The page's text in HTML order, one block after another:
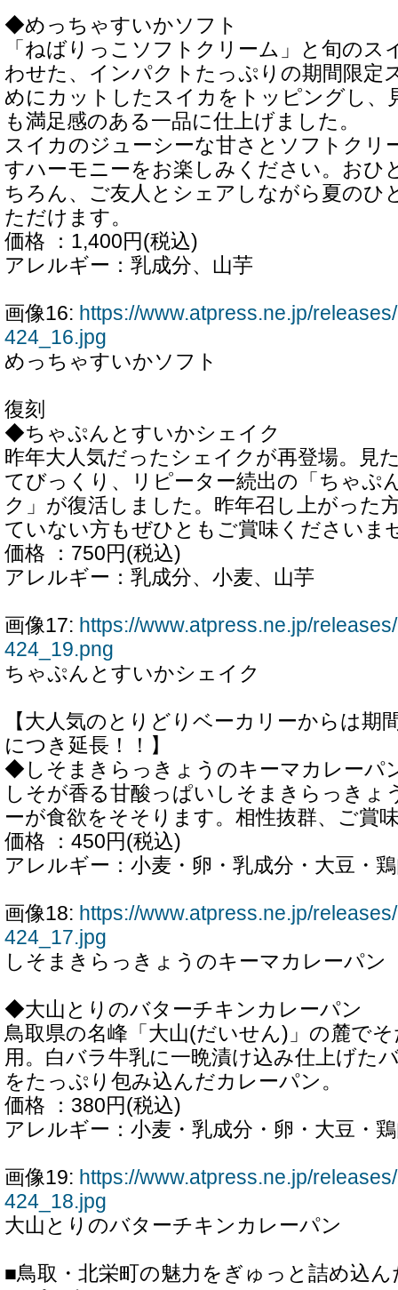
◆めっちゃすいかソフト
「ねばりっこソフトクリーム」と旬のス
わせた、インパクトたっぷりの期間限定
めにカットしたスイカをトッピングし、
も満足感のある一品に仕上げました。
スイカのジューシーな甘さとソフトクリ
すハーモニーをお楽しみください。おひ
ちろん、ご友人とシェアしながら夏のひ
ただけます。
価格 ：1,400円(税込)
アレルギー：乳成分、山芋
画像16: https://www.atpress.ne.jp/
424_16.jpg
めっちゃすいかソフト
復刻
◆ちゃぷんとすいかシェイク
昨年大人気だったシェイクが再登場。見
てびっくり、リピーター続出の「ちゃぷ
ク」が復活しました。昨年召し上がった
ていない方もぜひともご賞味くださいま
価格 ：750円(税込)
アレルギー：乳成分、小麦、山芋
画像17: https://www.atpress.ne.jp/
424_19.png
ちゃぷんとすいかシェイク
【大人気のとりどりベーカリーからは期
につき延長！！】
◆しそまきらっきょうのキーマカレーパ
しそが香る甘酸っぱいしそまきらっきょ
ーが食欲をそそります。相性抜群、ご賞
価格 ：450円(税込)
アレルギー：小麦・卵・乳成分・大豆・
画像18: https://www.atpress.ne.jp/
424_17.jpg
しそまきらっきょうのキーマカレーパン
◆大山とりのバターチキンカレーパン
鳥取県の名峰「大山(だいせん)」の麓で
用。白バラ牛乳に一晩漬け込み仕上げた
をたっぷり包み込んだカレーパン。
価格 ：380円(税込)
アレルギー：小麦・乳成分・卵・大豆・
画像19: https://www.atpress.ne.jp/
424_18.jpg
大山とりのバターチキンカレーパン
■鳥取・北栄町の魅力をぎゅっと詰め込